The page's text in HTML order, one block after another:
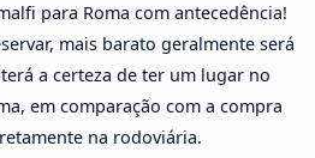
para Roma com antecedência!
mais barato geralmente será
a certeza de ter um lugar no
em comparação com a compra
na rodoviária.